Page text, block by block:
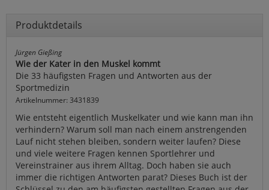
Produktdetails
Jürgen Gießing
Wie der Kater in den Muskel kommt
Die 33 häufigsten Fragen und Antworten aus der
Sportmedizin
Artikelnummer: 3431839
Wie entsteht eigentlich Muskelkater und wie kann man ihn
verhindern? Warum soll man nach einem anstrengenden
Lauf nicht stehen bleiben, sondern weiter laufen? Diese
und viele weitere Fragen kennen Sportlehrer und
Vereinstrainer aus ihrem Alltag. Doch haben sie auch
immer die richtigen Antworten parat? Dieses Buch ist der